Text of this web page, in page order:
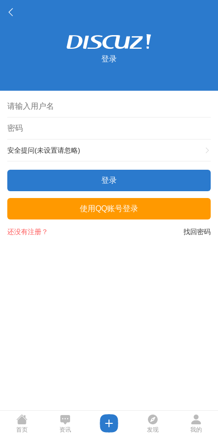
登录
安全提问(未设置请忽略)
登录
使用QQ账号登录
找回密码
还没有注册？
首页 资讯 发现 我的